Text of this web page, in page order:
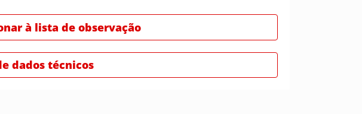
à lista de observação
dados técnicos